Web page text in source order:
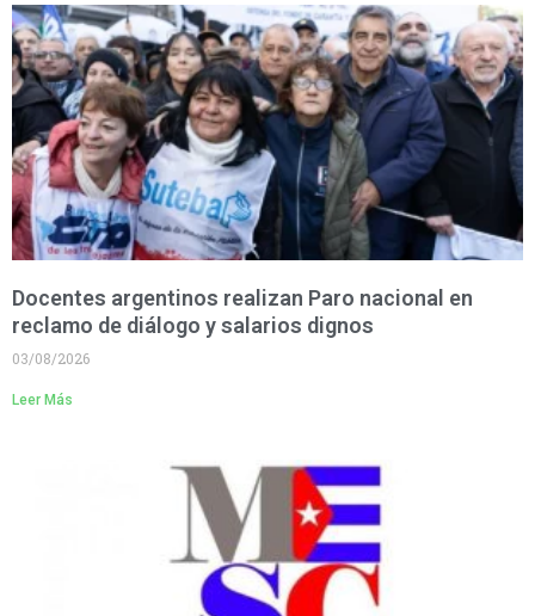
Docentes argentinos realizan Paro nacional en
reclamo de diálogo y salarios dignos
03/08/2026
Leer Más